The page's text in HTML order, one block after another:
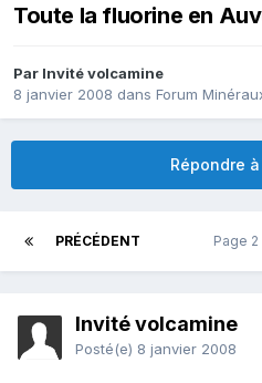
Toute la fluorine en
Par Invité volcamine
8 janvier 2008 dans Forum
Répondre
PRÉCÉDENT Page 2
Invité volcamine
Posté(e) 8 janvier 2008